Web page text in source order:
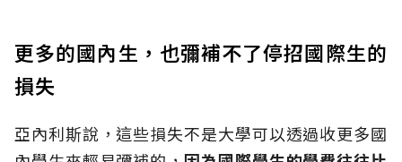
更多的國內生，也彌補不了停招國際生的
損失
亞內利斯說，這些損失不是大學可以透過收更多國